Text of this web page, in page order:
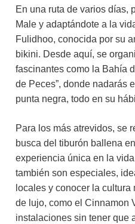
En una ruta de varios días,
Male y adaptándote a la
Fulidhoo, conocida por su
bikini. Desde aquí, se
fascinantes como la Bahía
de Peces”, donde nadarás
punta negra, todo en su
Para los más atrevidos, se
busca del tiburón ballena
experiencia única en la
también son especiales,
locales y conocer la
de lujo, como el Cinnamon
instalaciones sin tener que